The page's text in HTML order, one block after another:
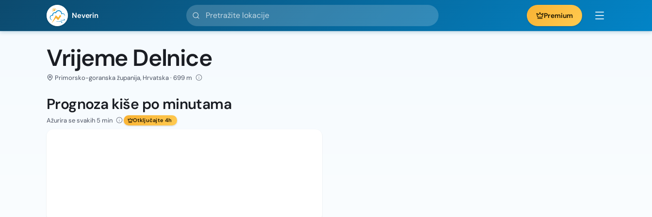
Neverin
Pretražite lokacije
Premium
Vrijeme Delnice
Primorsko-goranska županija, Hrvatska · 699 m
Prognoza kiše po minutama
Ažurira se svakih 5 min Otključajte 4h